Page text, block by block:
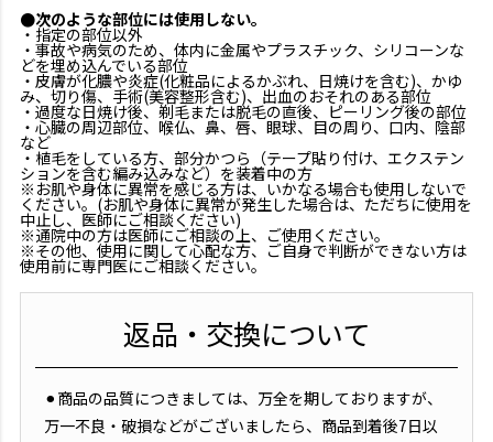
●次のような部位には使用しない。
・指定の部位以外
・事故や病気のため、体内に金属やプラスチック、シリコーンな
どを埋め込んでいる部位
・皮膚が化膿や炎症(化粧品によるかぶれ、日焼けを含む)、かゆ
み、切り傷、手術(美容整形含む)、出血のおそれのある部位
・過度な日焼け後、剃毛または脱毛の直後、ピーリング後の部位
・心臓の周辺部位、喉仏、鼻、唇、眼球、目の周り、口内、陰部
など
・植毛をしている方、部分かつら（テープ貼り付け、エクステン
ションを含む編み込みなど）を装着中の方
※お肌や身体に異常を感じる方は、いかなる場合も使用しないで
ください。(お肌や身体に異常が発生した場合は、ただちに使用を
中止し、医師にご相談ください)
※通院中の方は医師にご相談の上、ご使用ください。
※その他、使用に関して心配な方、ご自身で判断ができない方は
使用前に専門医にご相談ください。
返品・交換について
⚫︎商品の品質につきましては、万全を期しておりますが、
万一不良・破損などがございましたら、商品到着後7日以